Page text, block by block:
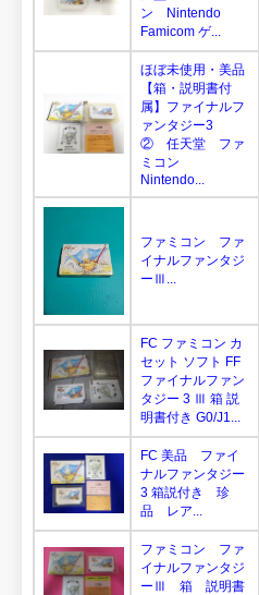
ン Nintendo
Famicom ゲ...
ほぼ未使用・美品
【箱・説明書付
属】ファイナルフ
ァンタジー3
② 任天堂 ファ
ミコン
Nintendo...
ファミコン ファ
イナルファンタジ
ーⅢ...
FC ファミコン カ
セット ソフト FF
ファイナルファン
タジー 3 Ⅲ 箱 説
明書付き G0/J1...
FC 美品 ファイ
ナルファンタジー
3 箱説付き 珍
品 レア...
ファミコン ファ
イナルファンタジ
ーⅢ 箱 説明書